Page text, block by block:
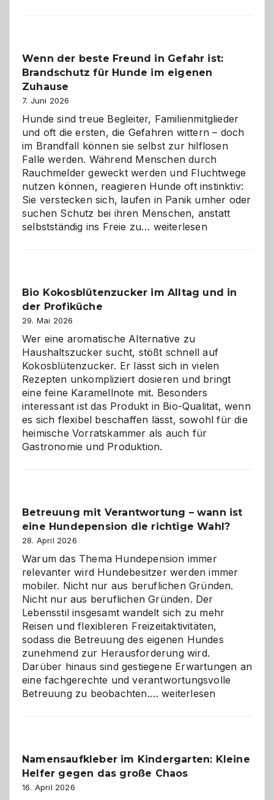
und
herzlich
Wenn der beste Freund in Gefahr ist:
Brandschutz für Hunde im eigenen
Zuhause
7. Juni 2026
Hunde sind treue Begleiter, Familienmitglieder
und oft die ersten, die Gefahren wittern – doch
im Brandfall können sie selbst zur hilflosen
Falle werden. Während Menschen durch
Rauchmelder geweckt werden und Fluchtwege
nutzen können, reagieren Hunde oft instinktiv:
Sie verstecken sich, laufen in Panik umher oder
suchen Schutz bei ihren Menschen, anstatt
selbstständig ins Freie zu… Wenn
Gefahr
für
Hunde
im
eigenen
Zuhause
weiterlesen
Bio Kokosblütenzucker im Alltag und in
der Profiküche
29. Mai 2026
Wer eine aromatische Alternative zu
Haushaltszucker sucht, stößt schnell auf
Kokosblütenzucker. Er lässt sich in vielen
Rezepten unkompliziert dosieren und bringt
eine feine Karamellnote mit. Besonders
interessant ist das Produkt in Bio-Qualität, wenn
es sich flexibel beschaffen lässt, sowohl für die
heimische Vorratskammer als auch für
Gastronomie und Produktion.
Betreuung mit Verantwortung – wann ist
eine Hundepension die richtige Wahl?
28. April 2026
Warum das Thema Hundepension immer
relevanter wird Hundebesitzer werden immer
mobiler. Nicht nur aus beruflichen Gründen.
Nicht nur aus beruflichen Gründen. Der
Lebensstil insgesamt wandelt sich zu mehr
Reisen und flexibleren Freizeitaktivitäten,
sodass die Betreuung des eigenen Hundes
zunehmend zur Herausforderung wird.
Darüber hinaus sind gestiegene Erwartungen an
eine fachgerechte und verantwortungsvolle
Betreuung zu beobachten.…Betreuung
ist
eine
weiterlesen
Namensaufkleber im Kindergarten: Kleine
Helfer gegen das große Chaos
16. April 2026